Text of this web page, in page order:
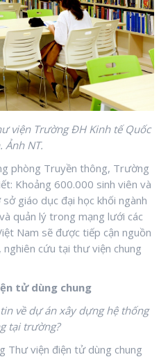
viện Trường ĐH Kinh tế Quốc
Ảnh NT.
phòng Truyền thông, Trường
Khoảng 600.000 sinh viên và
giáo dục đại học khối ngành
quản lý trong mạng lưới các
Nam sẽ được tiếp cận nguồn
cứu tại thư viện chung
tử dùng chung
về dự án xây dựng hệ thống
tại trường?
Thư viện điện tử dùng chung